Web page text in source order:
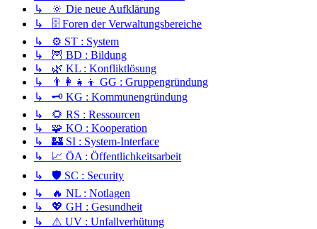
↳ 🔆 Die neue Aufklärung
↳ 🗄️ Foren der Verwaltungsbereiche
↳ ⚙️ ST : System
↳ 🦉 BD : Bildung
↳ 🌿 KL : Konfliktlösung
↳ 👨‍👩‍👧‍👦 GG : Gruppengründung
↳ 🗝️ KG : Kommunengründung
↳ 🌻 RS : Ressourcen
↳ 🧩 KO : Kooperation
↳ 🏰 SI : System-Interface
↳ 📈 ÖA : Öffentlichkeitsarbeit
↳ 🛡️ SC : Security
↳ 🔥 NL : Notlagen
↳ 💖 GH : Gesundheit
↳ ⚠️ UV : Unfallverhütung